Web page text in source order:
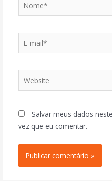
Salvar meus dados
vez que eu comentar.